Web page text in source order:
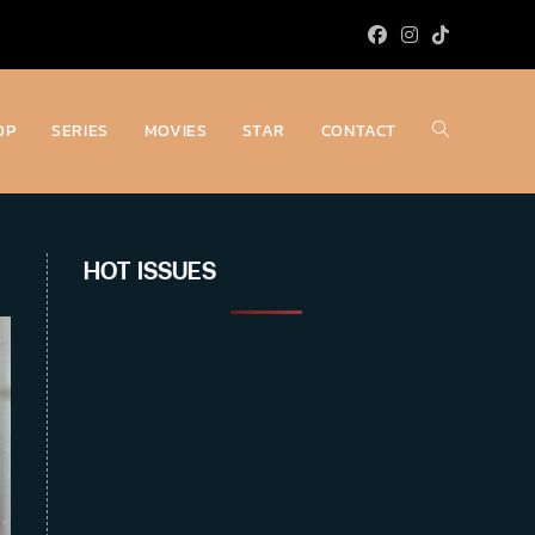
SERIES MOVIES STAR CONTACT Toggle
HOT ISSUES